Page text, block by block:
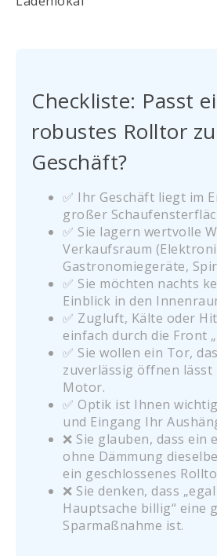
Checkliste: Passt
robustes Rolltor
Geschäft?
✅ Ihr Geschäft liegt im
großer
✅ Sie lagern wertvolle
Verkaufsraum
Gastronomiegeräte,
✅ Sie möchten nachts
Einblick in den
✅ Zugluft, Kälte oder
einfach durch die Front
✅ Sie wollen ein Tor,
zuverlässig öffnen lässt
Motor.
✅ Optik ist Ihnen
und Eingang Ihr
❌ Sie glauben, dass ein
ohne Dämmung
ein geschlossenes
❌ Sie denken, dass
Hauptsache billig“ eine
Sparmaßnahme ist.